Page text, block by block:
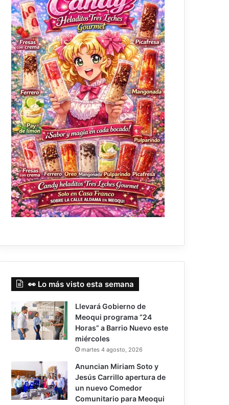
👀 Lo más visto esta semana
Llevará Gobierno de
Meoqui programa “24
Horas” a Barrio Nuevo este
miércoles
martes 4 agosto, 2026
Anuncian Miriam Soto y
Jesús Carrillo apertura de
un nuevo Comedor
Comunitario para Meoqui